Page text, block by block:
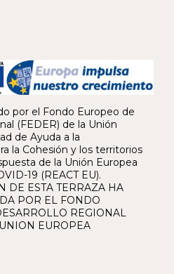
por el Fondo Europeo de
(FEDER) de la Unión
de Ayuda a la
la Cohesión y los territorios
de la Unión Europea
19 (REACT EU).
DE ESTA TERRAZA HA
POR EL FONDO
REGIONAL
EUROPEA